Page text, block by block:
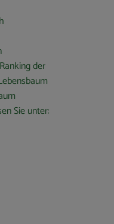
der
Sie unter: